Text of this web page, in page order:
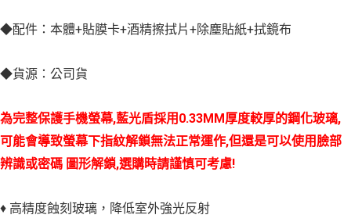
◆配件：本體+貼膜卡+酒精擦拭片+除塵貼紙+拭鏡布
◆貨源：公司貨
為完整保護手機螢幕,藍光盾採用0.33MM厚度較厚的鋼化玻璃,
可能會導致螢幕下指紋解鎖無法正常運作,但還是可以使用臉部
辨識或密碼 圖形解鎖,選購時請謹慎可考慮!
♦ 高精度蝕刻玻璃，降低室外強光反射